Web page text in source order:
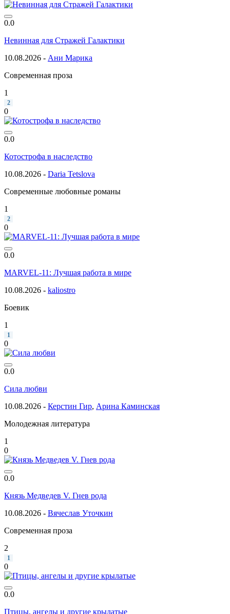
0.0
Невинная для Стражей Галактики
10.08.2026 - Ани Марика
Современная проза
1
2
0
0.0
Котострофа в наследство
10.08.2026 - Daria Tetslova
Современные любовные романы
1
2
0
0.0
MARVEL-11: Лучшая работа в мире
10.08.2026 - kaliostro
Боевик
1
1
0
0.0
Сила любви
10.08.2026 - Керстин Гир, Арина Каминская
Молодежная литература
1
0
0.0
Князь Медведев V. Гнев рода
10.08.2026 - Вячеслав Уточкин
Современная проза
2
1
0
0.0
Птицы, ангелы и другие крылатые